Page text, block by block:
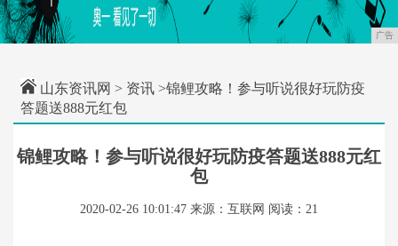
广告
山东资讯网 > 资讯 >锦鲤攻略！参与听说很好玩防疫
答题送888元红包
锦鲤攻略！参与听说很好玩防疫答题送888元红
包
2020-02-26 10:01:47 来源：互联网 阅读：21